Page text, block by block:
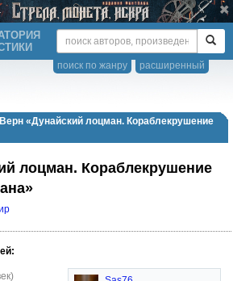
расширенный
поиск по жанру
«Дунайский лоцман. Кораблекрушение
лоцман. Кораблекрушение